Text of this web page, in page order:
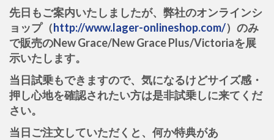
先日もご案内いたしましたが、弊社のオンラインシ
ョップ（http://www.lager-onlineshop.com/）のみ
で販売のNew Grace/New Grace Plus/Victoriaを展
示いたします。
当日試乗もできますので、気になるけどサイズ感・
押し心地を確認されたい方は是非試乗しに来てくだ
さい。
当日ご注文していただくと、何か特典があ